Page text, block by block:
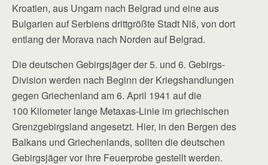
Kroatien, aus Ungarn nach Belgrad und eine aus
Bulgarien auf Serbiens drittgrößte Stadt Niš, von dort
entlang der Morava nach Norden auf Belgrad.
Die deutschen Gebirgsjäger der 5. und 6. Gebirgs-
Division werden nach Beginn der Kriegshandlungen
gegen Griechenland am 6. April 1941 auf die
100 Kilometer lange Metaxas-Linie im griechischen
Grenzgebirgsland angesetzt. Hier, in den Bergen des
Balkans und Griechenlands, sollten die deutschen
Gebirgsjäger vor ihre Feuerprobe gestellt werden.